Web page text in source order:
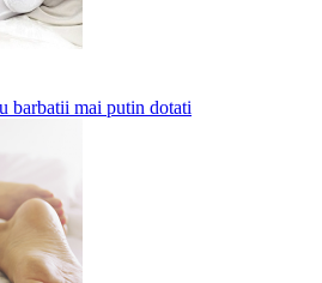
barbatii mai putin dotati